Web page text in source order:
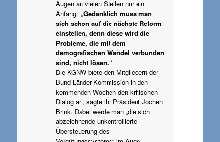
Augen an vielen Stellen nur ein
Anfang. „Gedanklich muss man
sich schon auf die nächste Reform
einstellen, denn diese wird die
Probleme, die mit dem
demografischen Wandel verbunden
sind, nicht lösen.“
Die KGNW biete den Mitgliedern der
Bund-Länder-Kommission in den
kommenden Wochen den kritischen
Dialog an, sagte ihr Präsident Jochen
Brink. Dabei werde man „die sich
abzeichnende unkontrollierte
Übersteuerung des